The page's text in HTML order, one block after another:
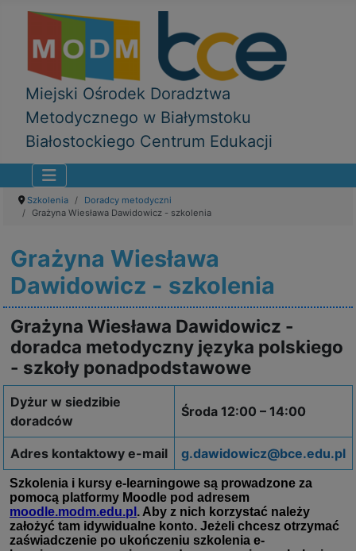
Miejski Ośrodek Doradztwa
Metodycznego w Białymstoku
Białostockiego Centrum Edukacji
Szkolenia
Doradcy metodyczni
Grażyna Wiesława Dawidowicz - szkolenia
Grażyna Wiesława
Dawidowicz - szkolenia
Grażyna Wiesława Dawidowicz -
doradca metodyczny języka polskiego
- szkoły ponadpodstawowe
Dyżur w siedzibie
doradców
Środa 12:00 – 14:00
Adres kontaktowy e-mail g.dawidowicz@bce.edu.pl